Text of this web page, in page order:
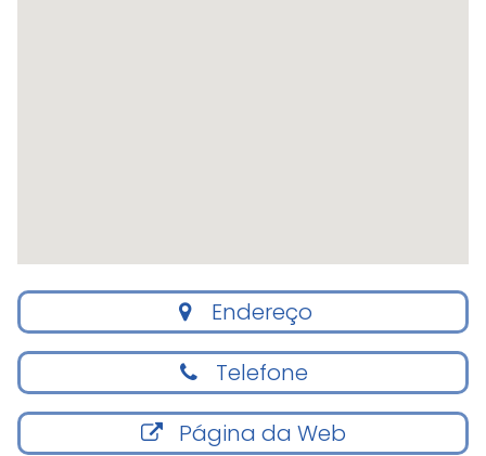
Endereço
Telefone
Página da Web